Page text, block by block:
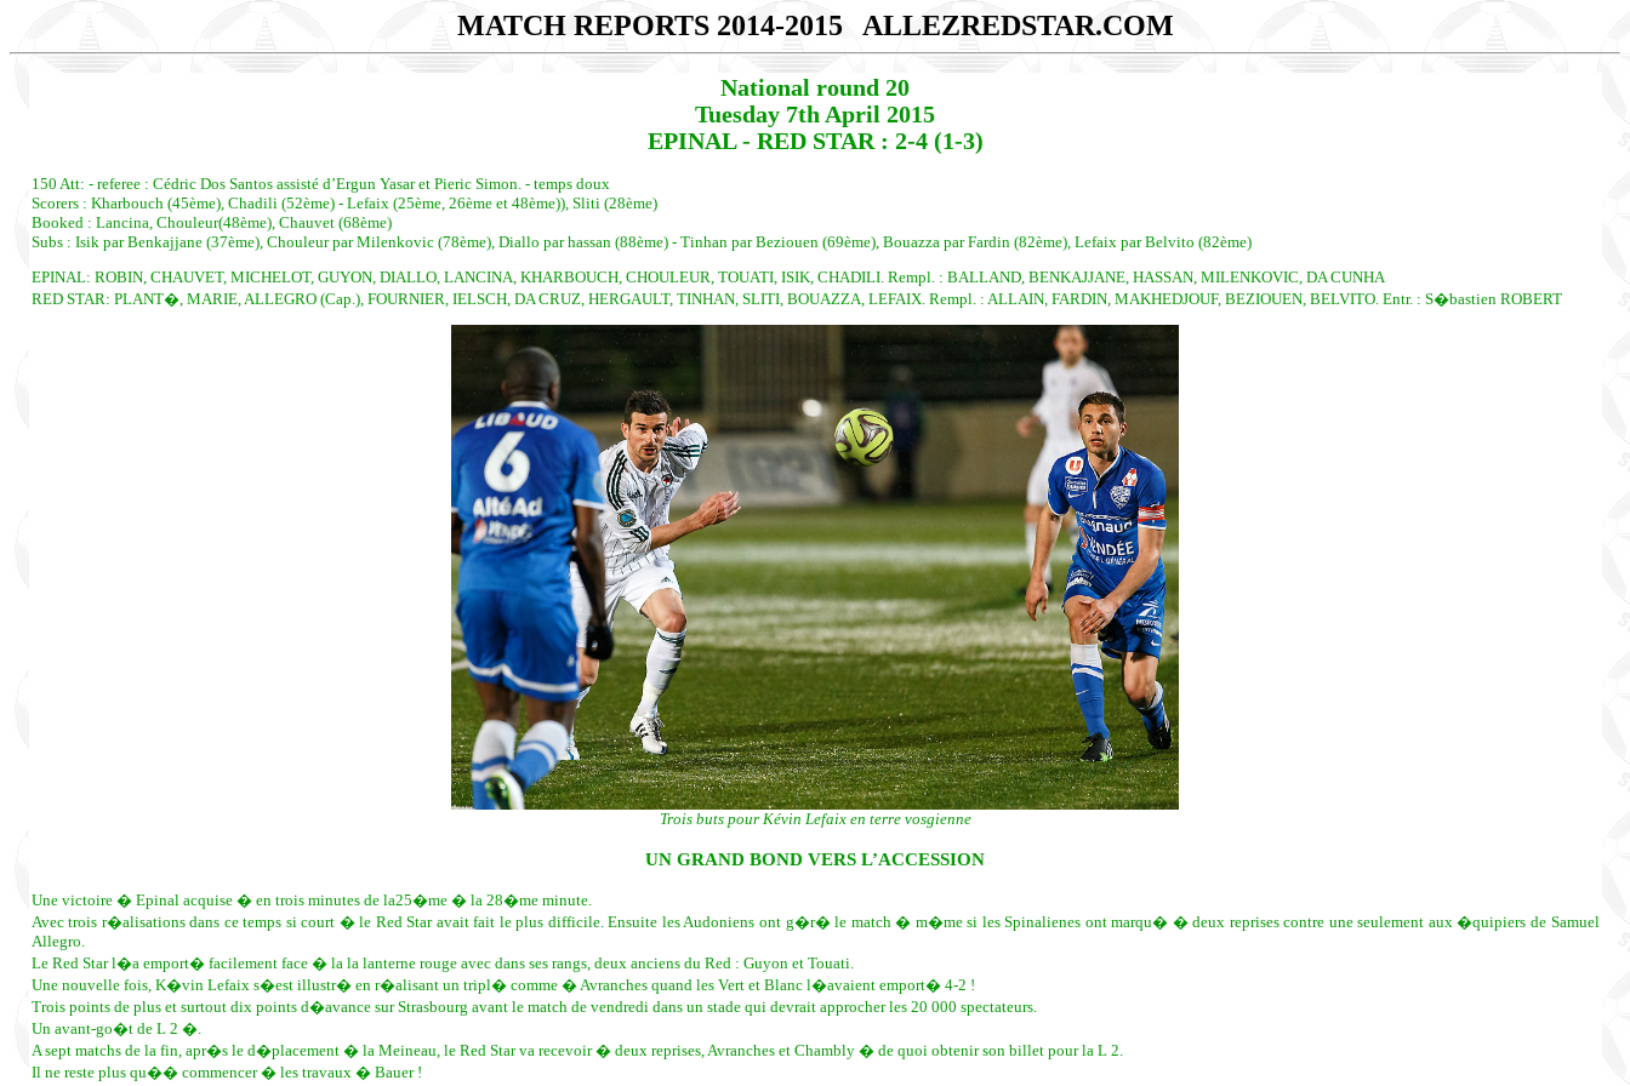
MATCH REPORTS 2014-2015 ALLEZREDSTAR.COM
National round 20
Tuesday 7th April 2015
EPINAL - RED STAR : 2-4 (1-3)
150 Att: - referee : Cédric Dos Santos assisté d’Ergun Yasar et Pieric Simon. - temps doux
Scorers : Kharbouch (45ème), Chadili (52ème) - Lefaix (25ème, 26ème et 48ème)), Sliti (28ème)
Booked : Lancina, Chouleur(48ème), Chauvet (68ème)
Subs : Isik par Benkajjane (37ème), Chouleur par Milenkovic (78ème), Diallo par hassan (88ème) - Tinhan par Beziouen (69ème), Bouazza par Fardin (82ème), Lefaix par Belvito (82ème)
EPINAL: ROBIN, CHAUVET, MICHELOT, GUYON, DIALLO, LANCINA, KHARBOUCH, CHOULEUR, TOUATI, ISIK, CHADILI. Rempl. : BALLAND, BENKAJJANE, HASSAN, MILENKOVIC, DA CUNHA
RED STAR: PLANT�, MARIE, ALLEGRO (Cap.), FOURNIER, IELSCH, DA CRUZ, HERGAULT, TINHAN, SLITI, BOUAZZA, LEFAIX. Rempl. : ALLAIN, FARDIN, MAKHEDJOUF, BEZIOUEN, BELVITO. Entr. : S�bastien ROBERT
Trois buts pour Kévin Lefaix en terre vosgienne
UN GRAND BOND VERS L’ACCESSION
Une victoire � Epinal acquise � en trois minutes de la25�me � la 28�me minute.
Avec trois r�alisations dans ce temps si court � le Red Star avait fait le plus difficile. Ensuite les Audoniens ont g�r� le match � m�me si les Spinalienes ont marqu� � deux reprises contre une seulement aux �quipiers de Samuel
Allegro.
Le Red Star l�a emport� facilement face � la la lanterne rouge avec dans ses rangs, deux anciens du Red : Guyon et Touati.
Une nouvelle fois, K�vin Lefaix s�est illustr� en r�alisant un tripl� comme � Avranches quand les Vert et Blanc l�avaient emport� 4-2 !
Trois points de plus et surtout dix points d�avance sur Strasbourg avant le match de vendredi dans un stade qui devrait approcher les 20 000 spectateurs.
Un avant-go�t de L 2 �.
A sept matchs de la fin, apr�s le d�placement � la Meineau, le Red Star va recevoir � deux reprises, Avranches et Chambly � de quoi obtenir son billet pour la L 2.
Il ne reste plus qu�� commencer � les travaux � Bauer !